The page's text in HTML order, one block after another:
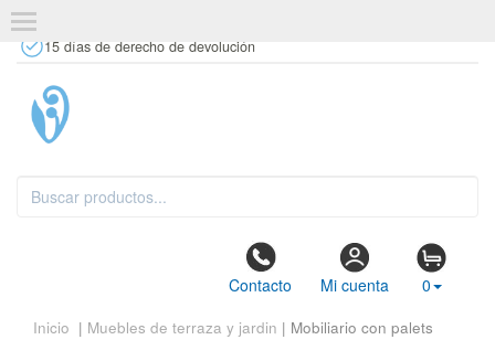
15 días de derecho de devolución
Contacto Mi cuenta 0
Inicio | Muebles de terraza y jardin | Mobiliario con palets